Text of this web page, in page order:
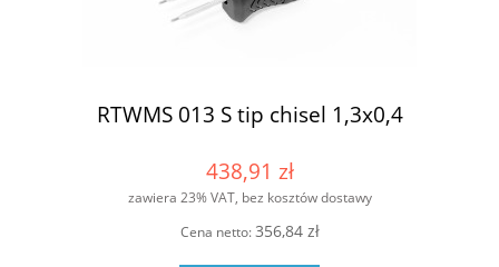
RTWMS 013 S tip chisel 1,3x0,4
438,91 zł
zawiera 23% VAT, bez kosztów dostawy
Cena netto:356,84 zł